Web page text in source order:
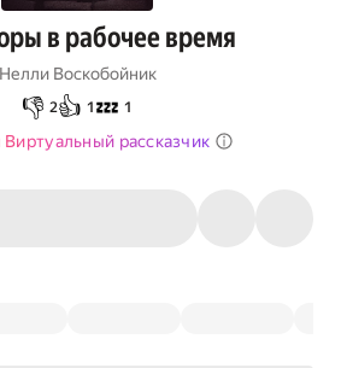
в рабочее время
Нелли Воскобойник
👎 2👍 1 💤 1
рассказчик